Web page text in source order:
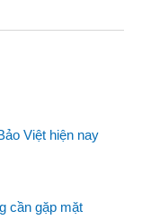
Việt hiện nay
cần gặp mặt